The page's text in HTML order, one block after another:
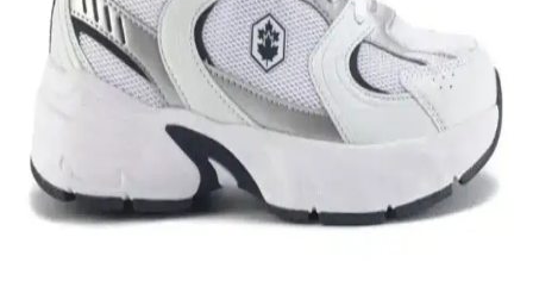
Nike Team Hustle ayakkabıları, dayanıklılık, şıklık ve konforu bir
arada sunar. Spor ve günlük kullanım için uygun modelleriyle,
hareket özgürlüğü ve tarzı bir arada sağlar.
Genel Markalar Taraklı Siyah Metal Taç ve NEW
HİLL Unisex Metal Taç Karşılaştırması
İki popüler spor tacını detaylı karşılaştırıyoruz: dayanıklılık, tasarım
ve kullanıcı memnuniyetine odaklanın.